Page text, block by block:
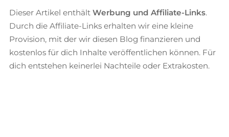
Dieser Artikel enthält Werbung und Affiliate-Links.
Durch die Affiliate-Links erhalten wir eine kleine
Provision, mit der wir diesen Blog finanzieren und
kostenlos für dich Inhalte veröffentlichen können. Für
dich entstehen keinerlei Nachteile oder Extrakosten.